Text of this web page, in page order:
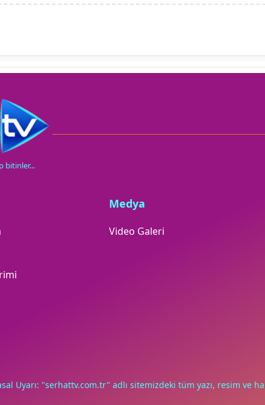
bitinler...
Medya
Video Galeri
Uyarı: "serhattv.com.tr" adlı sitemizdeki tüm yazı, resim ve